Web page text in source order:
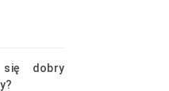
się dobry